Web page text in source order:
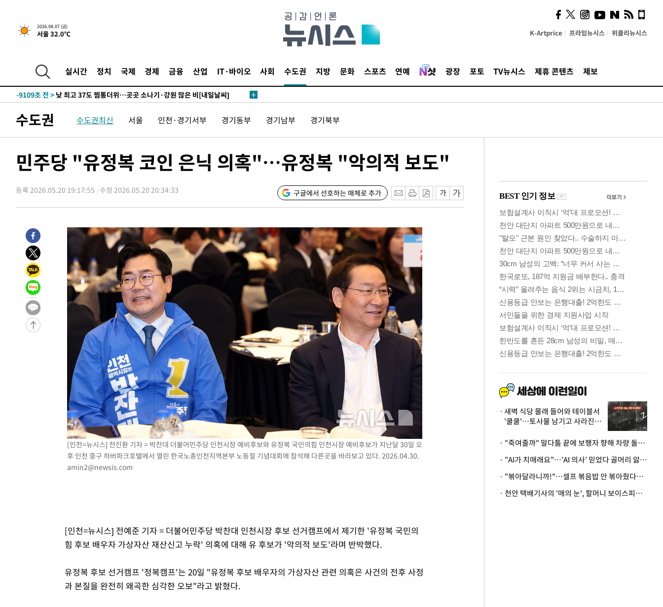
2026.08.07 (금)
서울 32.0℃ K-Artprice 프라임뉴시스 위클리뉴시스
실시간 정치 국제 경제 금융 산업 IT·바이오 사회 수도권 지방 문화 스포츠 연예 광장 포토 TV뉴시스 제휴 콘텐츠 제보
↓-20558초 전 >[속보]이 대통령 "부동산 공급 기존 사고방식 매달리지 말고 과감히
실천"
-19643초 전 >이란, "오만과 '중앙 단일 루트' 합의…북쪽 인바운드·남쪽 아웃바
-11175초 전 >
[속보]이 대통령, '호우피해' 안동·의성 관할 4개 면 특별재난지역
-11138초 전 >
갈 수도
-9109초 전 > 낮 최고 37도 찜통더위…곳곳 소나기·강원 많은 비[내일날씨]
응"
-4271초 전 > 여자배구 이재영·이다영 자매, 아제르바이잔 투란VC 입단
-3524초 전 >외국인 심판 성 접대 7경기 들여다보니…한국 축구 '5승 2무'
-3211초 전 >[속보]코스피, 6200선 약보합…0.60% 내린 6258.77에 마쳐
-3080초 전 >[속보] 노원서 40.1도 관측…서울, 2018년 이후 첫 40도
-170초 전 >[속보]종합특검, '계엄 수용공간 확보' 신용해 前교정본부장 기소
16분 전 >
11시간 압수수색에 성접대 파문까지…'쑥대밭' 된 축구협회
32분 전 >
[속보]규제합리화위원회 부위원장에 김태유 서울대 공대 교수…이병태
후임
-28128초 전 >
이강인, 폭염 속 AT마드리드 첫 훈련…80명 식사 대접까지(종합)
-25267초 전 >
미 사업체 일자리, 7월에 2.3만개 순감하고 그 전 2개월 10.3만개
하향수정 (2보)
-24715초 전 >
[속보] 미 사업체, 일자리 7월에 2.3만 개 줄어…실업률은 4.1%로
-20578초 전 >
[속보]이 대통령 "부동산 공급 기존 사고방식 매달리지 말고 과감히
실천"
-19663초 전 >
이란, "오만과 '중앙 단일 루트' 합의…북쪽 인바운드·남쪽 아웃바
운드는 임시"
-11231초 전 >
"낮 기온 소폭 하락"…수도권 폭염중대경보, 폭염경보로 하향
[속보]이 대통령, '호우피해' 안동·의성 관할 4개 면 특별재난지역
[단독]중수청 지원 검사들, 정원 초과 시 낮은 계급 임용…희망지 못
낮 최고 37도 찜통더위…곳곳 소나기·강원 많은 비[내일날씨]
SK하이닉스, 용인·청주 팹에 54조 투자…"AI 메모리 수요 선제 대
여자배구 이재영·이다영 자매, 아제르바이잔 투란VC 입단
외국인 심판 성 접대 7경기 들여다보니…한국 축구 '5승 2무'
[속보]코스닥, 2.86포인트(0.36%) 내린 798.81마감
[속보]코스피, 6200선 약보합…0.60% 내린 6258.77에 마쳐
[속보]원·달러 환율, 7.7원 내린 1416.1원 마감
[속보] 노원서 40.1도 관측…서울, 2018년 이후 첫 40도
수도권 수도권최신 서울 인천·경기서부 경기동부 경기남부 경기북부
민주당 "유정복 코인 은닉 의혹"…유정복 "악의적 보도"
등록 2026.05.20 19:17:55 수정 2026.05.20 20:34:33 구글에서 선호하는 매체로 추가
[인천=뉴시스] 전진환 기자 = 박찬대 더불어민주당 인천시장 예비후보와 유정복 국민의힘 인천시장 예비후보가 지난달 30일 오
후 인천 중구 하버파크호텔에서 열린 한국노총인천지역본부 노동절 기념대회에 참석해 다른곳을 바라보고 있다. 2026.04.30.
amin2@newsis.com
[인천=뉴시스] 전예준 기자 = 더불어민주당 박찬대 인천시장 후보 선거캠프에서 제기한 '유정복 국민의
힘 후보 배우자 가상자산 재산신고 누락' 의혹에 대해 유 후보가 '악의적 보도'라며 반박했다.
유정복 후보 선거캠프 '정복캠프'는 20일 "유정복 후보 배우자의 가상자산 관련 의혹은 사건의 전후 사정
과 본질을 완전히 왜곡한 심각한 오보"라고 밝혔다.
시, 스마트폰 액세서리에
NFC 더했다
새벽 식당 몰래 들어와 테이블서
'쿨쿨'…토사물 남기고 사라진 남
· "죽여줄까" 말다툼 끝에 보행자 향해 차량 돌진…50대 여성 중상
· "AI가 치매래요"…'AI 의사' 믿었다 골머리 앓는 美 의료계 '경고'
· "볶아달라니까!"…셀프 볶음밥 안 볶아줬다고 사장 폭행한 손님
· 천안 택배기사의 '매의 눈', 할머니 보이스피싱 피해 막아